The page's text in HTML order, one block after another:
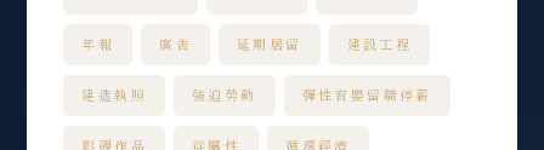
年報 廣告 延期居留 建設工程
建造執照 強迫勞動 彈性育嬰留職停薪
影視作品 從屬性 循環經濟